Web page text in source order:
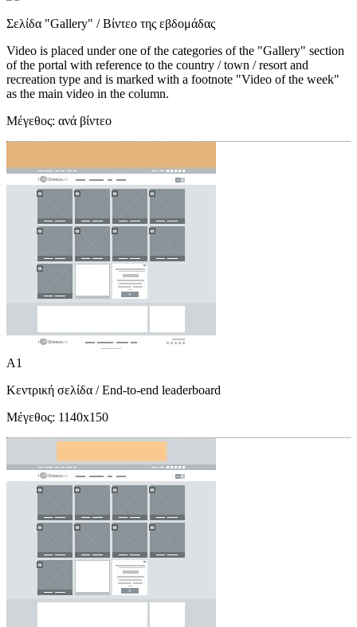
Σελίδα "Gallery" / Βίντεο της εβδομάδας
Video is placed under one of the categories of the "Gallery" section
of the portal with reference to the country / town / resort and
recreation type and is marked with a footnote "Video of the week"
as the main video in the column.
Μέγεθος: ανά βίντεο
A1
Κεντρική σελίδα / End-to-end leaderboard
Μέγεθος: 1140x150